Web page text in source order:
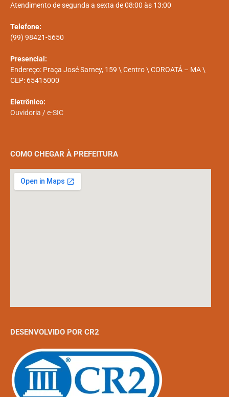
Atendimento de segunda a sexta de 08:00 às 13:00
Telefone:
(99) 98421-5650
Presencial:
Endereço: Praça José Sarney, 159 \ Centro \ COROATÁ – MA \
CEP: 65415000
Eletrônico:
Ouvidoria /e-SIC
COMO CHEGAR À PREFEITURA
DESENVOLVIDO POR CR2